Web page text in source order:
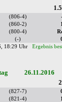
(806-4)
(860-2)
(800-4)
(-)
18:29 Uhr Ergebnis
26.11.2016
(827-7)
(821-4)